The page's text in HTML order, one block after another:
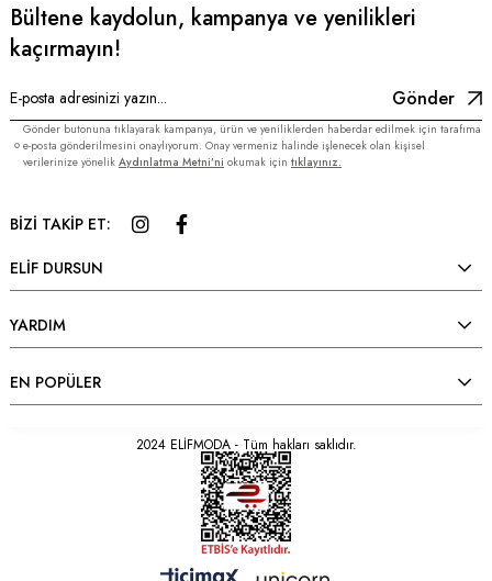
Bültene kaydolun, kampanya ve yenilikleri
kaçırmayın!
Gönder
Gönder butonuna tıklayarak kampanya, ürün ve yeniliklerden haberdar edilmek için tarafıma
e-posta gönderilmesini onaylıyorum. Onay vermeniz halinde işlenecek olan kişisel
verilerinize yönelik Aydınlatma Metni’ni okumak için tıklayınız.
BİZİ TAKİP ET:
ELİF DURSUN
YARDIM
EN POPÜLER
2024 ELİFMODA - Tüm hakları saklıdır.